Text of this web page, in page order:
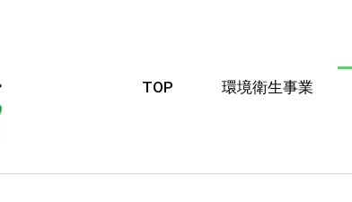
TOP 環境衛生事業